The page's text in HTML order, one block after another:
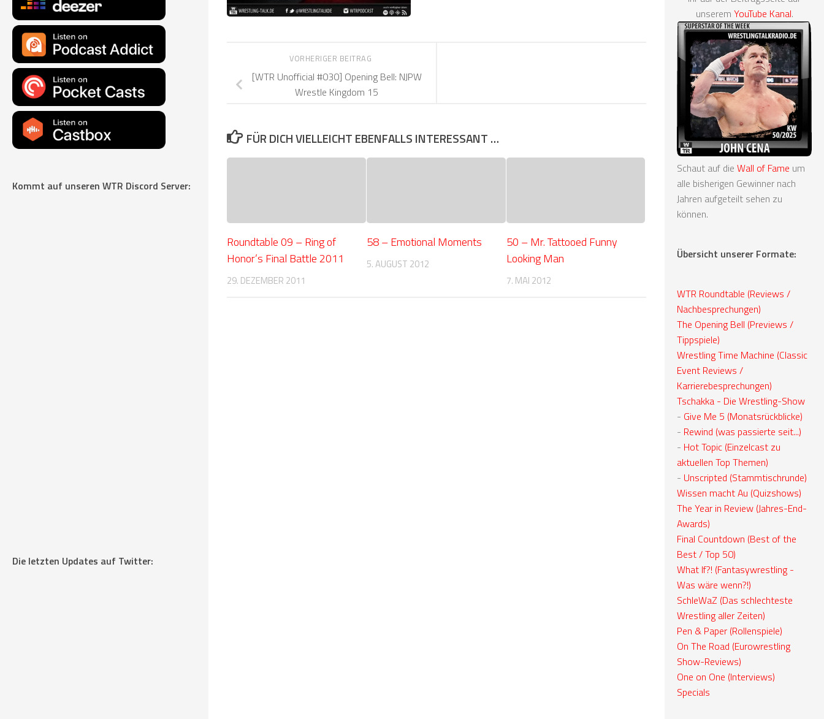
VORHERIGER BEITRAG
[WTR Unofficial #030] Opening Bell: NJPW
Wrestle Kingdom 15
FÜR DICH VIELLEICHT EBENFALLS INTERESSANT …
Roundtable 09 – Ring of
Honor’s Final Battle 2011
29. DEZEMBER 2011
58 – Emotional Moments
5. AUGUST 2012
50 – Mr. Tattooed Funny
Looking Man
7. MAI 2012
Kommt auf unseren WTR Discord Server:
Die letzten Updates auf Twitter:
unserem YouTube Kanal.
Schaut auf die Wall of Fame um
alle bisherigen Gewinner nach
Jahren aufgeteilt sehen zu
können.
Übersicht unserer Formate:
WTR Roundtable (Reviews /
Nachbesprechungen)
The Opening Bell (Previews /
Tippspiele)
Wrestling Time Machine (Classic
Event Reviews /
Karrierebesprechungen)
Tschakka - Die Wrestling-Show
- Give Me 5 (Monatsrückblicke)
- Rewind (was passierte seit...)
- Hot Topic (Einzelcast zu
aktuellen Top Themen)
- Unscripted (Stammtischrunde)
Wissen macht Au (Quizshows)
The Year in Review (Jahres-End-
Awards)
Final Countdown (Best of the
Best / Top 50)
What If?! (Fantasywrestling -
Was wäre wenn?!)
SchleWaZ (Das schlechteste
Wrestling aller Zeiten)
Pen & Paper (Rollenspiele)
On The Road (Eurowrestling
Show-Reviews)
One on One (Interviews)
Specials